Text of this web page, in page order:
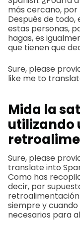
más cercano, por
Después de
estas personas,
hagas, es
que tienen que
Sure, please
like me to
Mida la
utilizando
Sure, please
translate into
Como has
decir, por
siempre y cuando
necesarios para